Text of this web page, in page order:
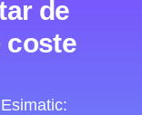
de
coste